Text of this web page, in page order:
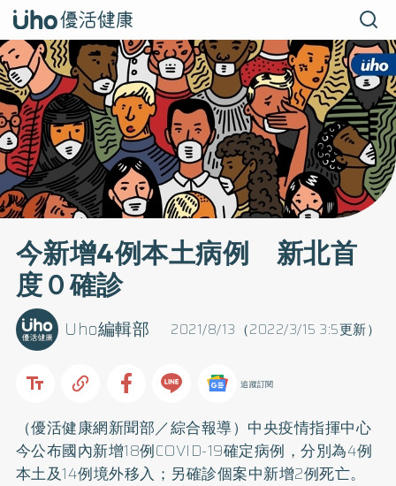
今新增4例本土病例 新北首
度０確診
2021/8/13（2022/3/15 3:5更新）
Uho編輯部
追蹤訂閱
（優活健康網新聞部／綜合報導）中央疫情指揮中心
今公布國內新增18例COVID-19確定病例，分別為4例
本土及14例境外移入；另確診個案中新增2例死亡。